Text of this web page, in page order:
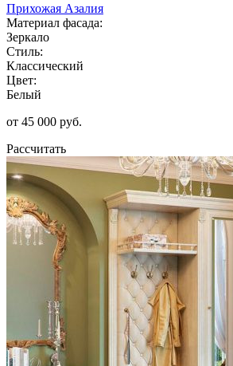
Прихожая Азалия
Материал фасада:
Зеркало
Стиль:
Классический
Цвет:
Белый
от 45 000 руб.
Рассчитать